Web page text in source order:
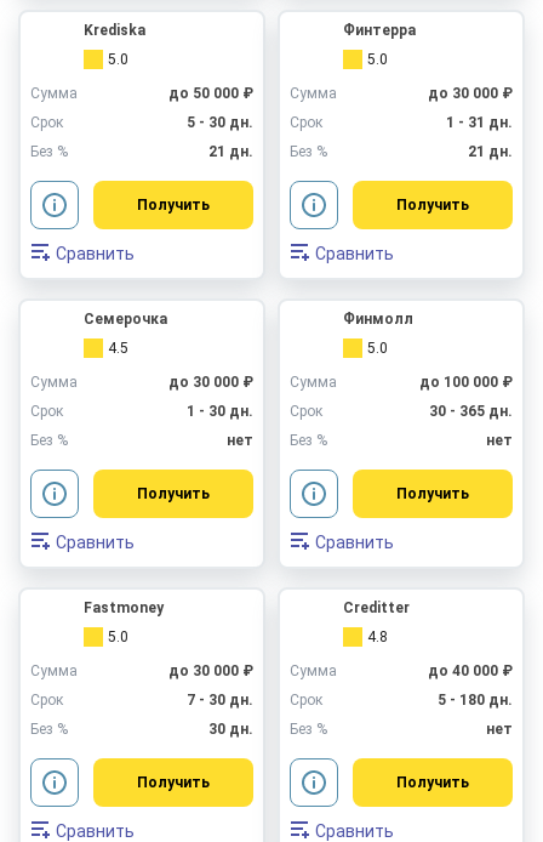
Krediska
5.0
Сумма
до 50 000 ₽
Срок
5 - 30 дн.
Без %
21 дн.
Получить
Сравнить
Финтерра
5.0
Сумма
до 30 000 ₽
Срок
1 - 31 дн.
Без %
21 дн.
Получить
Сравнить
Семерочка
4.5
Сумма
до 30 000 ₽
Срок
1 - 30 дн.
Без %
нет
Получить
Сравнить
Финмолл
5.0
Сумма
до 100 000 ₽
Срок
30 - 365 дн.
Без %
нет
Получить
Сравнить
Fastmoney
5.0
Сумма
до 30 000 ₽
Срок
7 - 30 дн.
Без %
30 дн.
Получить
Сравнить
Creditter
4.8
Сумма
до 40 000 ₽
Срок
5 - 180 дн.
Без %
нет
Получить
Сравнить